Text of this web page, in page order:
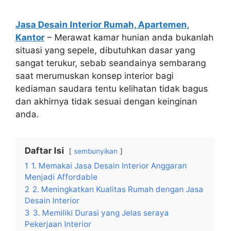
Jasa Desain Interior Rumah, Apartemen,
Kantor – Merawat kamar hunian anda bukanlah
situasi yang sepele, dibutuhkan dasar yang
sangat terukur, sebab seandainya sembarang
saat merumuskan konsep interior bagi
kediaman saudara tentu kelihatan tidak bagus
dan akhirnya tidak sesuai dengan keinginan
anda.
Daftar Isi sembunyikan
1 1. Memakai Jasa Desain Interior Anggaran
Menjadi Affordable
2 2. Meningkatkan Kualitas Rumah dengan Jasa
Desain Interior
3 3. Memiliki Durasi yang Jelas seraya
Pekerjaan Interior